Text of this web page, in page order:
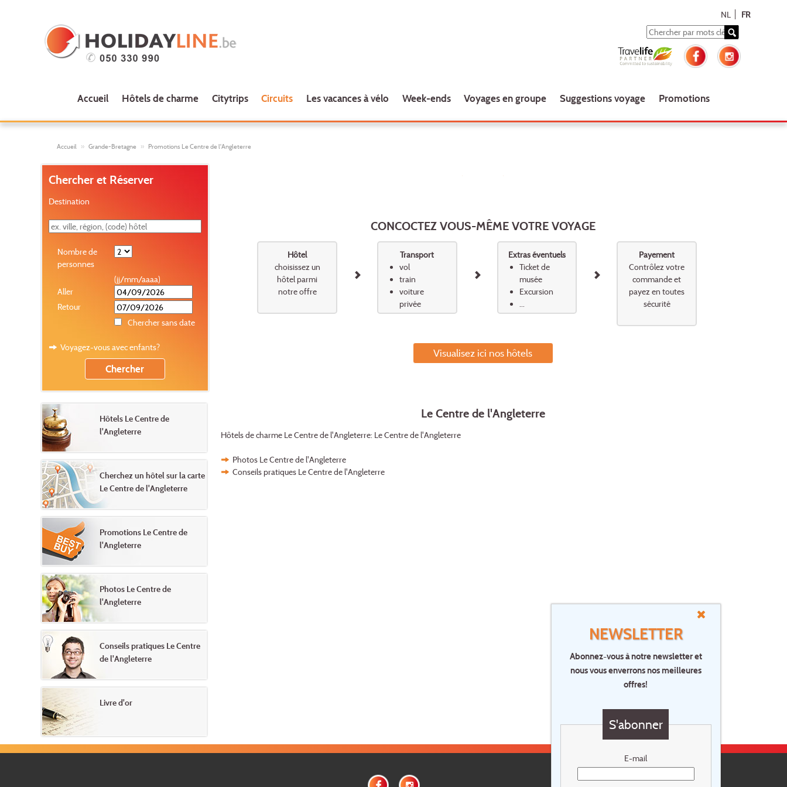
NEWSLETTER
Abonnez-vous à notre newsletter et
nous vous enverrons nos meilleures
offres!
S'abonner
E-mail
NL FR
Accueil Hôtels de charme Citytrips Circuits Les vacances à vélo Week-ends Voyages en groupe Suggestions voyage Promotions
Accueil Grande-Bretagne Promotions Le Centre de l'Angleterre
CONCOCTEZ VOUS-MÊME VOTRE VOYAGE
Hôtel
choisissez un
hôtel parmi
notre offre
Transport
vol
train
voiture
privée
Extras éventuels
Ticket de
musée
Excursion
Payement
Contrôlez votre
commande et
payez en toutes
sécurité
Visualisez ici nos hôtels
Le Centre de l'Angleterre
Hôtels de charme Le Centre de l'Angleterre: Le Centre de l'Angleterre
Photos Le Centre de l'Angleterre
Conseils pratiques Le Centre de l'Angleterre
Chercher et Réserver
Destination
Nombre de
personnes
(jj/mm/aaaa)
Aller
Retour
Chercher sans date
Voyagez-vous avec enfants?
Hôtels Le Centre de
l'Angleterre
Cherchez un hôtel sur la carte
Le Centre de l'Angleterre
Promotions Le Centre de
l'Angleterre
Photos Le Centre de
l'Angleterre
Conseils pratiques Le Centre
de l'Angleterre
Livre d'or